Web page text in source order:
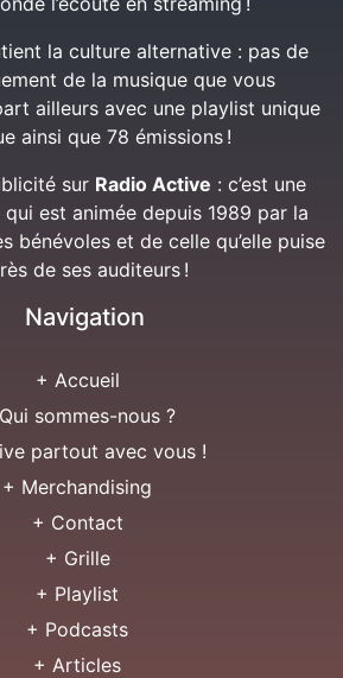
la culture alternative : pas de
de la musique que vous
ailleurs avec une playlist unique
ainsi que 78 émissions !
sur Radio Active : c’est une
est animée depuis 1989 par la
bénévoles et de celle qu’elle puise
de ses auditeurs !
Navigation
+ Accueil
sommes-nous ?
partout avec vous !
+ Merchandising
+ Contact
+ Grille
+ Playlist
+ Podcasts
+ Articles